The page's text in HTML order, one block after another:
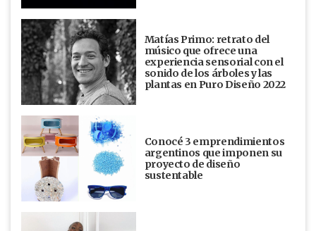
Matías Primo: retrato del
músico que ofrece una
experiencia sensorial con el
sonido de los árboles y las
plantas en Puro Diseño 2022
Conocé 3 emprendimientos
argentinos que imponen su
proyecto de diseño
sustentable